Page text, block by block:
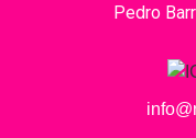
Pedro